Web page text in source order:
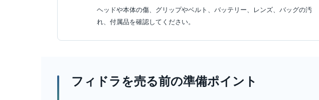
ヘッドや本体の傷、グリップやベルト、バッテリー、レンズ、バッグの汚
れ、付属品を確認してください。
フィドラを売る前の準備ポイント